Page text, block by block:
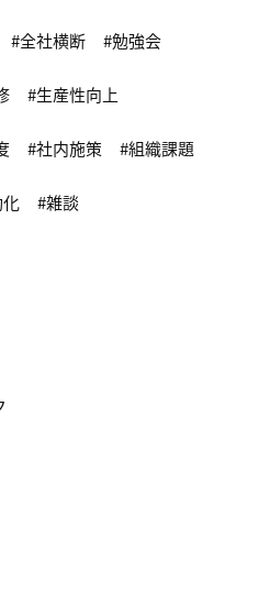
全社横断 勉強会
生産性向上
社内施策 組織課題
化 雑談